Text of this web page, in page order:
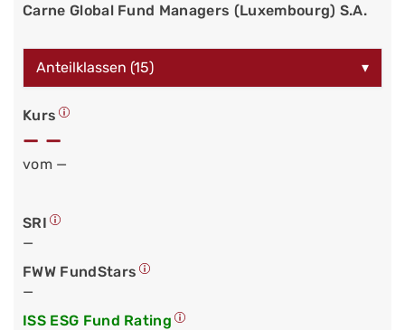
Carne Global Fund Managers (Luxembourg) S.A.
Anteilklassen (15) ▾
Kurs
— —
vom —
SRI
—
FWW FundStars
—
ISS ESG Fund Rating